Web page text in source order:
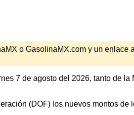
o GasolinaMX.com y un enlace
7 de agosto del 2026, tanto de la
(DOF) los nuevos montos de